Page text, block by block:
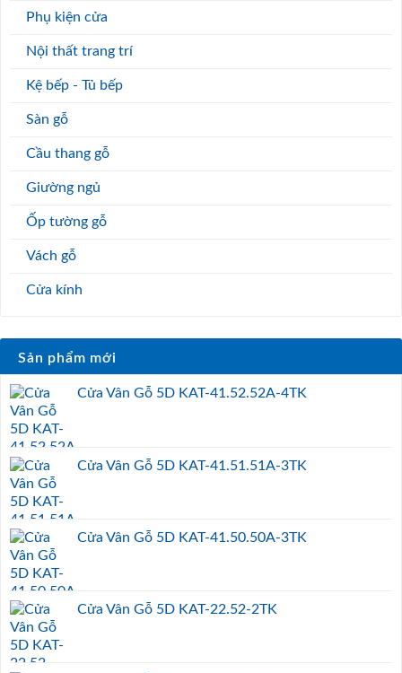
Phụ kiện cửa
Nội thất trang trí
Kệ bếp - Tủ bếp
Sàn gỗ
Cầu thang gỗ
Giường ngủ
Ốp tường gỗ
Vách gỗ
Cửa kính
Sản phẩm mới
Cửa Vân Gỗ 5D KAT-41.52.52A-4TK
Cửa Vân Gỗ 5D KAT-41.51.51A-3TK
Cửa Vân Gỗ 5D KAT-41.50.50A-3TK
Cửa Vân Gỗ 5D KAT-22.52-2TK